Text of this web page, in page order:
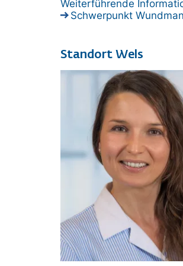
Weiterführende
Schwerpunkt
Standort Wels
Bild